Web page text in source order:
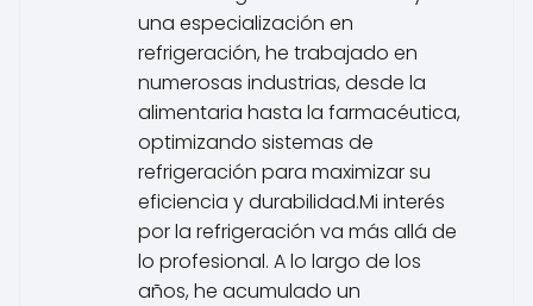
una especialización en
refrigeración, he trabajado en
numerosas industrias, desde la
alimentaria hasta la farmacéutica,
optimizando sistemas de
refrigeración para maximizar su
eficiencia y durabilidad.Mi interés
por la refrigeración va más allá de
lo profesional. A lo largo de los
años, he acumulado un